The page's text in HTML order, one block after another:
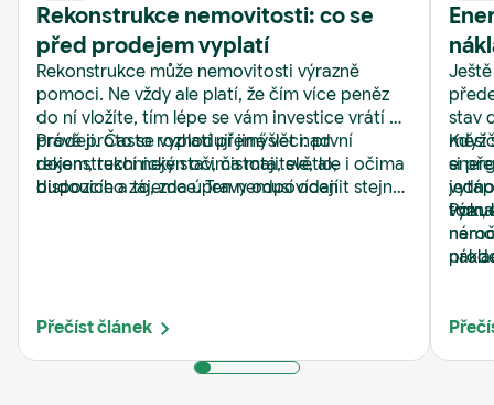
Rekonstrukce nemovitosti: co se
před prodejem vyplatí
Rekonstrukce může nemovitosti výrazně
pomoci. Ne vždy ale platí, že čím více peněz
do ní vložíte, tím lépe se vám investice vrátí při
prodeji. Často rozhodují jiné věci: první
dojem, technický stav, čistota, světlo,
dispozice a to, zda úpravy odpovídají
Právě proto se vyplatí přemýšlet nad
rekonstrukcí nejen očima majitele, ale i očima
budoucího zájemce. Ten nemusí ocenit stejný
Přečíst článek
stav
tom,
Když
si